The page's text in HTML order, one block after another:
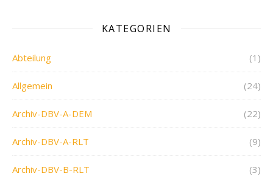
KATEGORIEN
Abteilung (1)
Allgemein (24)
Archiv-DBV-A-DEM (22)
Archiv-DBV-A-RLT (9)
Archiv-DBV-B-RLT (3)